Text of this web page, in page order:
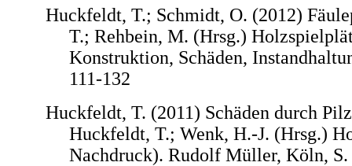
Huckfeldt, T.; Schmidt, O. (2012)
T.; Rehbein, M. (Hrsg.)
Konstruktion, Schäden,
111-132
Huckfeldt, T. (2011) Schäden durch
Huckfeldt, T.; Wenk, H.-J. (Hrsg.)
Nachdruck). Rudolf Müller, Köln, S.